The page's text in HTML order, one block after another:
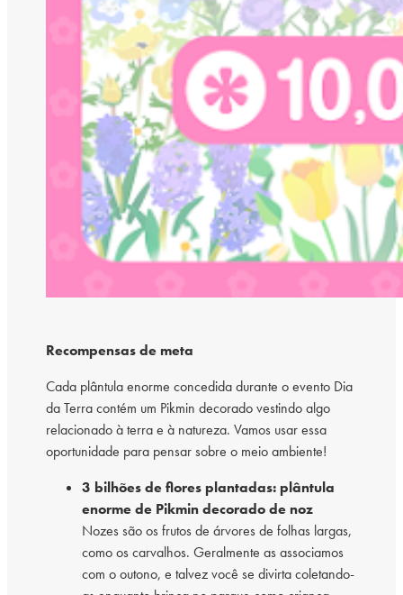
Recompensas de meta
Cada plântula enorme concedida durante o evento Dia
da Terra contém um Pikmin decorado vestindo algo
relacionado à terra e à natureza. Vamos usar essa
oportunidade para pensar sobre o meio ambiente!
3 bilhões de flores plantadas: plântula
enorme de Pikmin decorado de noz
Nozes são os frutos de árvores de folhas largas,
como os carvalhos. Geralmente as associamos
com o outono, e talvez você se divirta coletando-